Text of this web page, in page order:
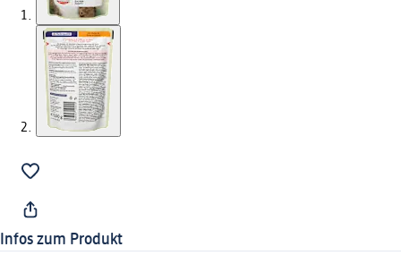
Infos zum Produkt